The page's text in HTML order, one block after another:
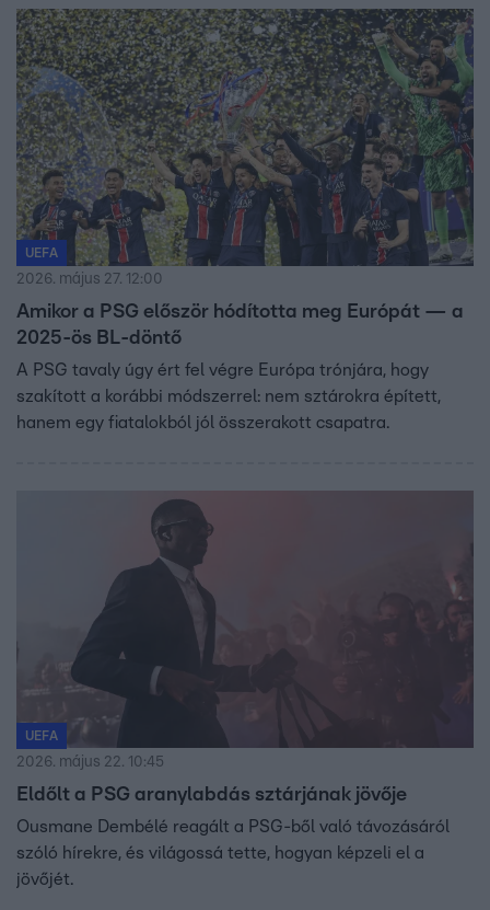
UEFA
2026. május 27. 12:00
Amikor a PSG először hódította meg Európát — a
2025-ös BL-döntő
A PSG tavaly úgy ért fel végre Európa trónjára, hogy
szakított a korábbi módszerrel: nem sztárokra épített,
hanem egy fiatalokból jól összerakott csapatra.
UEFA
2026. május 22. 10:45
Eldőlt a PSG aranylabdás sztárjának jövője
Ousmane Dembélé reagált a PSG-ből való távozásáról
szóló hírekre, és világossá tette, hogyan képzeli el a
jövőjét.